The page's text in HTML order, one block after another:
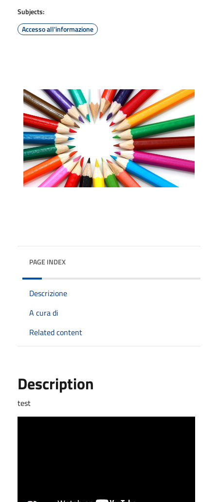
Subjects:
Accesso all'informazione
PAGE INDEX
Descrizione
A cura di
Related content
Description
test